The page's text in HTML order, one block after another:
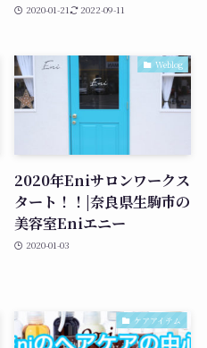
2020-01-21 2022-09-11
Weblog
2020年Eniサロンワークス
タート！！|奈良県生駒市の
美容室Eniエニー
2020-01-03
ケアアイテム